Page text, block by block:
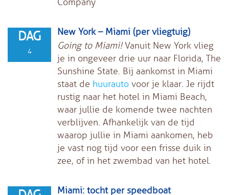
DAG
4
New York – Miami (per vliegtuig)
Going to Miami!Vanuit New York vlieg
je in ongeveer drie uur naar Florida, The
Sunshine State. Bij aankomst in Miami
staat de huurauto voor je klaar. Je rijdt
rustig naar het hotel in Miami Beach,
waar jullie de komende twee nachten
verblijven. Afhankelijk van de tijd
waarop jullie in Miami aankomen, heb
je vast nog tijd voor een frisse duik in
zee, of in het zwembad van het hotel.
Miami: tocht per speedboat